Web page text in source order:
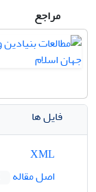
مراجع
فایل ها
اصل مقاله